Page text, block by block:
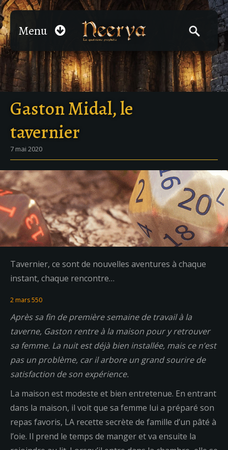
Menu
Gaston Midal, le
tavernier
7 mai 2020
Tavernier, ce sont de nouvelles aventures à chaque
instant, chaque rencontre…
2 mars 550
Après sa fin depremièresemaine de travail à la
taverne, Gaston rentre à la maison pour y retrouver
sa femme. La nuit est déjà bien installée, mais ce n’est
pas un problème, car il arbore un grand sourire de
satisfaction de son expérience.
La maison est modeste et bien entretenue. En entrant
dans la maison, il voit que sa femme lui a préparé son
repas favoris, LA recette secrète de famille d’un pâté à
l’oie. Il prend le temps de manger et va ensuite la